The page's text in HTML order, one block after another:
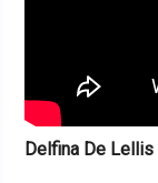
Delfina De Lellis